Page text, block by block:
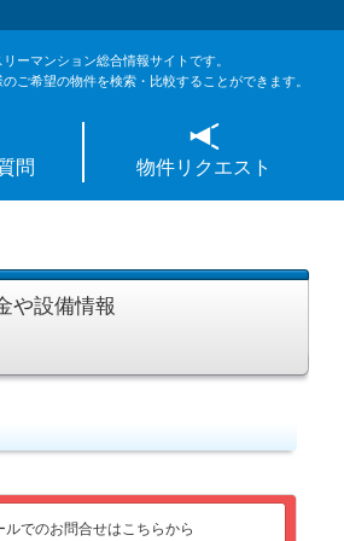
ーマンション総合情報サイトです。
ご希望の物件を検索・比較することができます。
問 物件リクエスト
や設備情報
ルでのお問合せはこちらから